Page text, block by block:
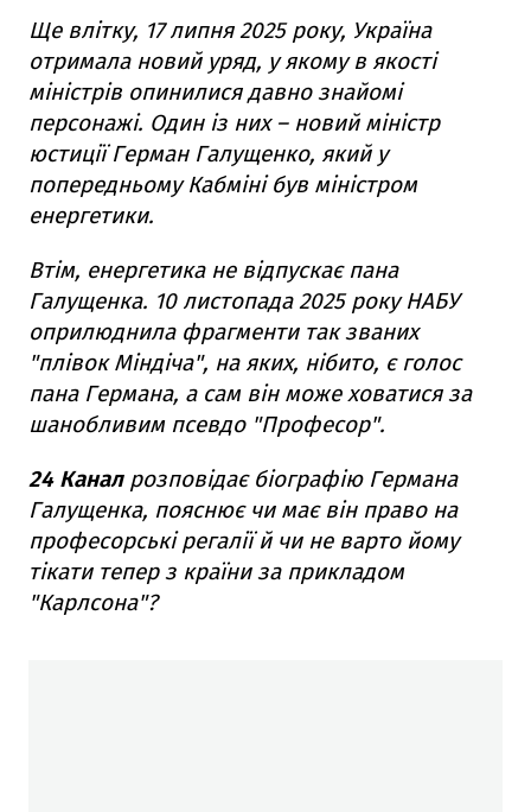
Ще влітку, 17 липня 2025 року, Україна
отримала новий уряд, у якому в якості
міністрів опинилися давно знайомі
персонажі. Один із них – новий міністр
юстиції Герман Галущенко, який у
попередньому Кабміні був міністром
енергетики.
Втім, енергетика не відпускає пана
Галущенка. 10 листопада 2025 року НАБУ
оприлюднила фрагменти так званих
"плівок Міндіча", на яких, нібито, є голос
пана Германа, а сам він може ховатися за
шанобливим псевдо "Професор".
24 Каналрозповідає біографію Германа
Галущенка, пояснює чи має він право на
професорські регалії й чи не варто йому
тікати тепер з країни за прикладом
"Карлсона"?